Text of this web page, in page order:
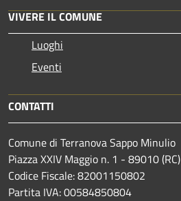
VIVERE IL COMUNE
Luoghi
Eventi
CONTATTI
Comune di Terranova Sappo Minulio
Piazza XXIV Maggio n. 1 - 89010 (RC)
Codice Fiscale: 82001150802
Partita IVA: 00584850804